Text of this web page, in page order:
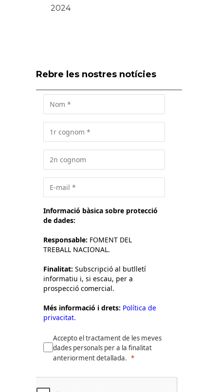
2024
Rebre les nostres notícies
Informació bàsica sobre protecció
de dades:
Responsable: FOMENT DEL
TREBALL NACIONAL.
Finalitat: Subscripció al butlletí
informatiu i, si escau, per a
prospecció comercial.
Més informació i drets: Política de
privacitat.
Accepto el tractament de les meves
dades personals per a la finalitat
anteriorment detallada.